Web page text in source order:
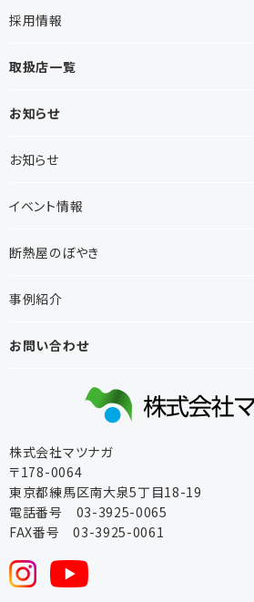
採用情報
取扱店一覧
お知らせ
お知らせ
イベント情報
断熱屋のぼやき
事例紹介
お問い合わせ
株式会社マツナガ
〒178-0064
東京都練馬区南大泉5丁目18-19
電話番号 03-3925-0065
FAX番号 03-3925-0061